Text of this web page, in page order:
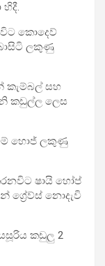
කොදෙව්
ලකුණු
කැම්බල් සහ
කඩුල්ල ලෙස
හොජ් ලකුණු
ෂායි හෝප්
ග්‍රේව්ස් නොදැවි
කඩුලු 2